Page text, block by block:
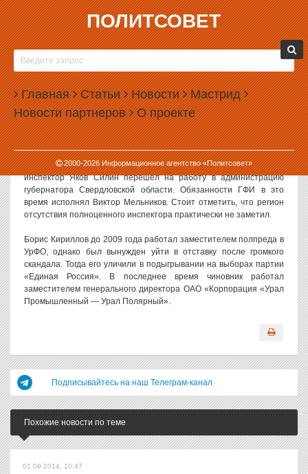
ПОЛИТСОВЕТ
Главная Статьи Новости Мастрид
Новости партнеров О проекте
2000-2026Информационное агентство «Политсовет»
05.10.2012, 09:30
ЯКОВУ СИЛИНУ НАКОНЕЦ НАШЛИ
ПРЕЕМНИКА
Полпред Игорь Холманских своим распоряжением назначил
нового главного федерального инспектора по Свердловской
области. Им стал Борис Кириллов, ранее уже работавший в
полпредстве.
Должность ГФИ пустовала с мая этого года, когда предыдущий
инспектор Яков Силин перешел на работу в администрацию
губернатора Свердловской области. Обязанности ГФИ в это
время исполнял Виктор Мельников. Стоит отметить, что регион
отсутствия полноценного инспектора практически не заметил.
Борис Кириллов до 2009 года работал заместителем полпреда в
УрФО, однако был вынужден уйти в отставку после громкого
скандала. Тогда его уличили в подыгрывании на выборах партии
«Единая Россия». В последнее время чиновник работал
заместителем генерального директора ОАО «Корпорация «Урал
Промышленный — Урал Полярный».
Подписывайтесь на наш Телеграм-канал
Похожие новости по теме
01.09.2014, 10:47